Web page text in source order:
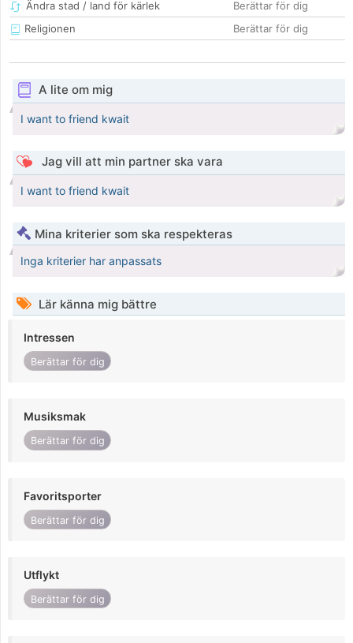
Ändra stad / land för kärlek
Berättar för dig
Religionen
Berättar för dig
A lite om mig
I want to friend kwait
Jag vill att min partner ska vara
I want to friend kwait
Mina kriterier som ska respekteras
Inga kriterier har anpassats
Lär känna mig bättre
Intressen
Berättar för dig
Musiksmak
Berättar för dig
Favoritsporter
Berättar för dig
Utflykt
Berättar för dig